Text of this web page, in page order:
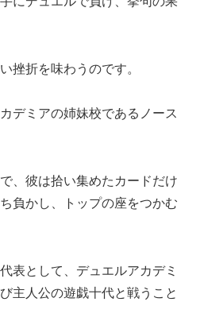
挫折を味わうのです。
デミアの姉妹校であるノース
、彼は拾い集めたカードだけ
負かし、トップの座をつかむ
表として、デュエルアカデミ
主人公の遊戯十代と戦うこと